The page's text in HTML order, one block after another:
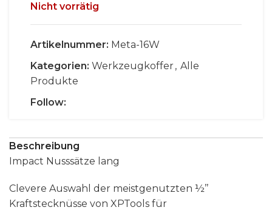
Nicht vorrätig
Artikelnummer: Meta-16W
Kategorien: Werkzeugkoffer, Alle
Produkte
Follow:
Beschreibung
Impact Nusssätze lang
Clevere Auswahl der meistgenutzten ½’’
Kraftstecknüsse von XPTools für